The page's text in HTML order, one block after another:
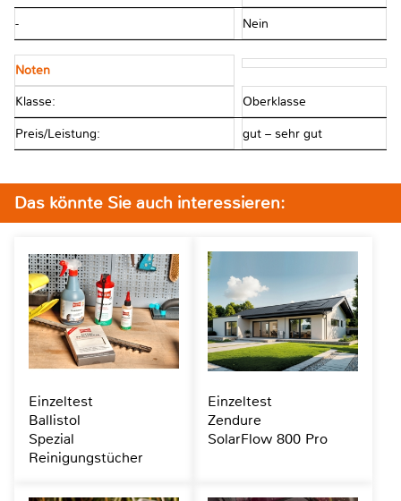
- Nein
Noten
Klasse: Oberklasse
Preis/Leistung: gut – sehr gut
Das könnte Sie auch interessieren:
Einzeltest
Ballistol
Spezial
Reinigungstücher
Einzeltest
Zendure
SolarFlow 800 Pro